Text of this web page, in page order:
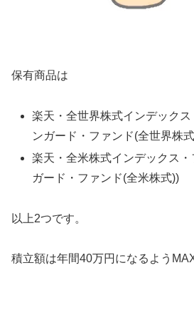
保有商品は
楽天・全世界株式インデック
ンガード・ファンド(全世界株
楽天・全米株式インデックス
ガード・ファンド(全米株式))
以上2つです。
積立額は年間40万円になるよう